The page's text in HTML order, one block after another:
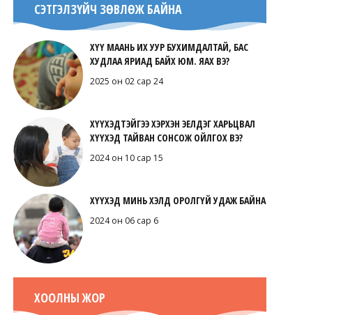
СЭТГЭЛЗҮЙЧ ЗӨВЛӨЖ БАЙНА
ХҮҮ МААНЬ ИХ УУР БУХИМДАЛТАЙ, БАС
ХУДЛАА ЯРИАД БАЙХ ЮМ. ЯАХ ВЭ?
2025 он 02 сар 24
ХҮҮХЭДТЭЙГЭЭ ХЭРХЭН ЭЕЛДЭГ ХАРЬЦВАЛ
ХҮҮХЭД ТАЙВАН СОНСОЖ ОЙЛГОХ ВЭ?
2024 он 10 сар 15
ХҮҮХЭД МИНЬ ХЭЛД ОРОЛГҮЙ УДАЖ БАЙНА
2024 он 06 сар 6
ХООЛНЫ ЖОР